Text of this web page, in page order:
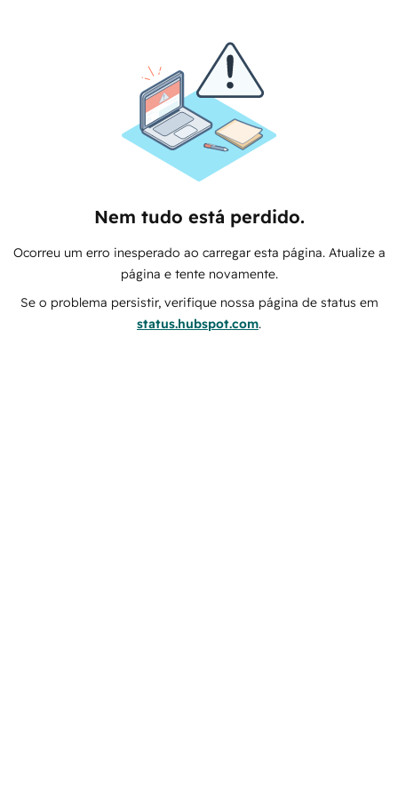
Nem tudo está perdido.
Ocorreu um erro inesperado ao carregar esta página. Atualize a
página e tente novamente.
Se o problema persistir, verifique nossa página de status em
status.hubspot.com.